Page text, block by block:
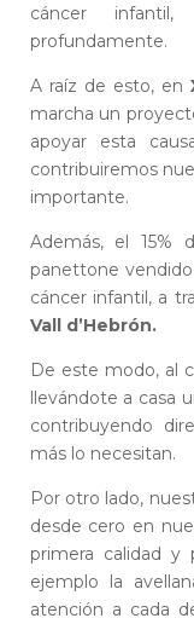
cáncer
profundamente.
A raíz de esto, en
marcha un
apoyar esta
contribuiremos
importante.
Además, el 15%
panettone
cáncer infantil, a
Vall d’Hebrón.
De este modo, al
llevándote a casa
contribuyendo
más lo necesitan.
Por otro lado,
desde cero en
primera calidad y
ejemplo la
atención a cada